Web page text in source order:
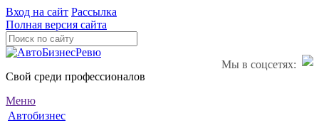
Вход на сайт Рассылка
Полная версия сайта
Мы в соцсетях:
Свой среди профессионалов
Меню
Автобизнес